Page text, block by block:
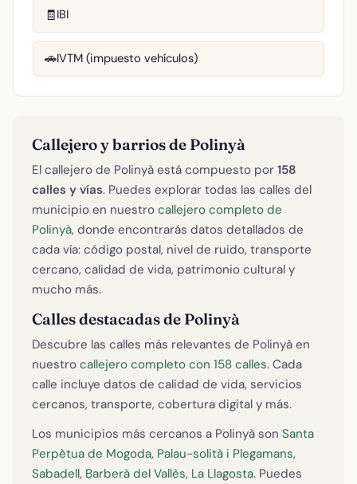
🧾IBI
🚗IVTM (impuesto vehículos)
Callejero y barrios de Polinyà
El callejero de Polinyà está compuesto por 158
calles y vías. Puedes explorar todas las calles del
municipio en nuestro callejero completo de
Polinyà, donde encontrarás datos detallados de
cada vía: código postal, nivel de ruido, transporte
cercano, calidad de vida, patrimonio cultural y
mucho más.
Calles destacadas de Polinyà
Descubre las calles más relevantes de Polinyà en
nuestro callejero completo con 158 calles. Cada
calle incluye datos de calidad de vida, servicios
cercanos, transporte, cobertura digital y más.
Los municipios más cercanos a Polinyà son Santa
Perpètua de Mogoda, Palau-solità i Plegamans,
Sabadell, Barberà del Vallès, La Llagosta. Puedes